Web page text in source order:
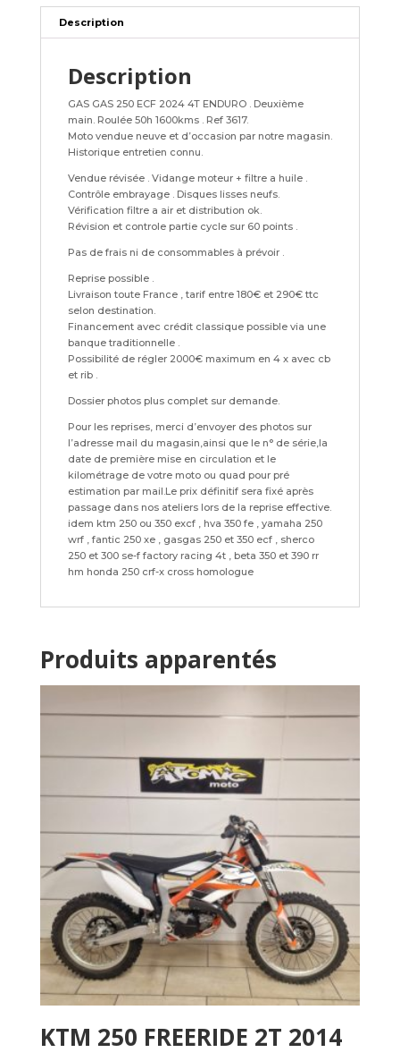
Description
Description
GAS GAS 250 ECF 2024 4T ENDURO . Deuxième
main. Roulée 50h 1600kms . Ref 3617.
Moto vendue neuve et d’occasion par notre magasin.
Historique entretien connu.
Vendue révisée . Vidange moteur + filtre a huile .
Contrôle embrayage . Disques lisses neufs.
Vérification filtre a air et distribution ok.
Révision et controle partie cycle sur 60 points .
Pas de frais ni de consommables à prévoir .
Reprise possible .
Livraison toute France , tarif entre 180€ et 290€ ttc
selon destination.
Financement avec crédit classique possible via une
banque traditionnelle .
Possibilité de régler 2000€ maximum en 4 x avec cb
et rib .
Dossier photos plus complet sur demande.
Pour les reprises, merci d’envoyer des photos sur
l’adresse mail du magasin,ainsi que le n° de série,la
date de première mise en circulation et le
kilométrage de votre moto ou quad pour pré
estimation par mail.Le prix définitif sera fixé après
passage dans nos ateliers lors de la reprise effective.
idem ktm 250 ou 350 excf , hva 350 fe , yamaha 250
wrf , fantic 250 xe , gasgas 250 et 350 ecf , sherco
250 et 300 se-f factory racing 4t , beta 350 et 390 rr
hm honda 250 crf-x cross homologue
Produits apparentés
KTM 250 FREERIDE 2T 2014